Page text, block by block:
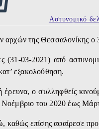
Αστυνομικό
αρχών της Θεσσαλονίκης ο
(31-03-2021) από
εξακολούθηση.
ο συλληφθείς
του 2020 έως
καθώς επίσης αφαίρεσε